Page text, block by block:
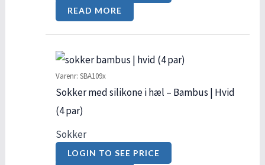
READ MORE
Varenr: SBA109x
Sokker med silikone i hæl – Bambus | Hvid
(4 par)
Sokker
LOGIN TO SEE PRICE